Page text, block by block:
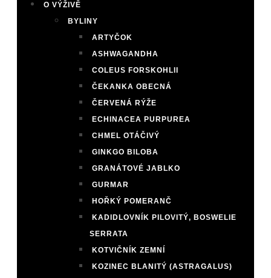
O VÝŽIVĚ
BYLINY
ARTYČOK
ASHWAGANDHA
COLEUS FORSKOHLII
ČEKANKA OBECNÁ
ČERVENÁ RÝŽE
ECHINACEA PURPUREA
CHMEL OTÁČIVÝ
GINKGO BILOBA
GRANÁTOVÉ JABLKO
GURMAR
HOŘKÝ POMERANČ
KADIDLOVNÍK PILOVITÝ, BOSWELIE
SERRATA
KOTVIČNÍK ZEMNÍ
KOZINEC BLANITÝ (ASTRAGALUS)